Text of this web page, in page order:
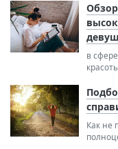
в
Как не